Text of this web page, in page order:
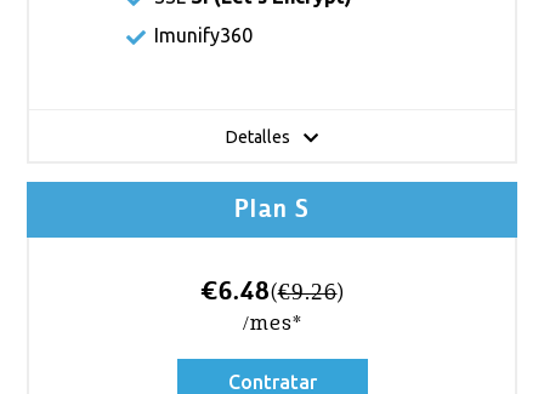
Imunify360
Detalles
Plan S
€6.48(€9.26)
/mes*
Contratar